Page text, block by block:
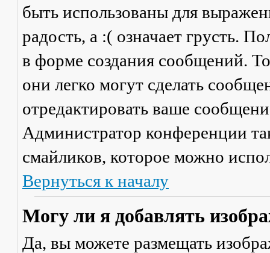
быть использованы для
радость, а :( означает грусть.
в форме создания сообщений.
они легко могут сделать
отредактировать ваше
Администратор конференции
смайликов, которое можно
Вернуться к началу
Могу ли я добавлять
Да, вы можете размещать